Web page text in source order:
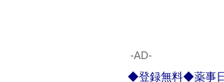
‐AD‐
◆登録無料◆薬事